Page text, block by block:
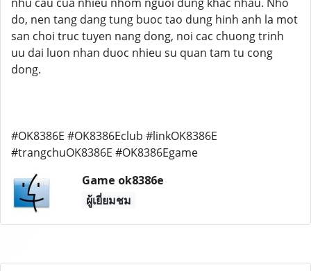
do, nen tang dang tung buoc tao dung hinh anh la mot
san choi truc tuyen nang dong, noi cac chuong trinh
uu dai luon nhan duoc nhieu su quan tam tu cong
dong.
#OK8386E #OK8386Eclub #linkOK8386E
#trangchuOK8386E #OK8386Egame
Game ok8386e
ผู้เยี่ยมชม